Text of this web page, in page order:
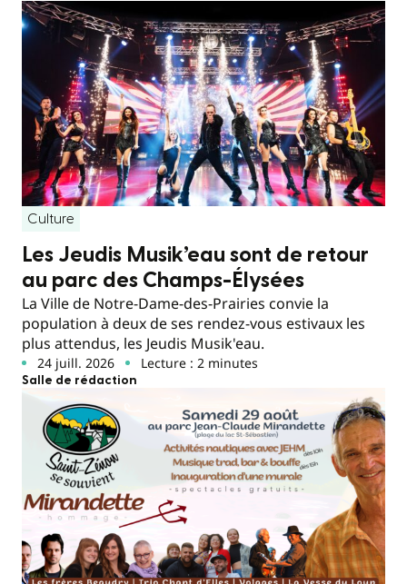
Culture
Les Jeudis Musik’eau sont de retour
au parc des Champs-Élysées
La Ville de Notre-Dame-des-Prairies convie la
population à deux de ses rendez-vous estivaux les
plus attendus, les Jeudis Musik'eau.
24 juill. 2026 Lecture : 2 minutes
Salle de rédaction